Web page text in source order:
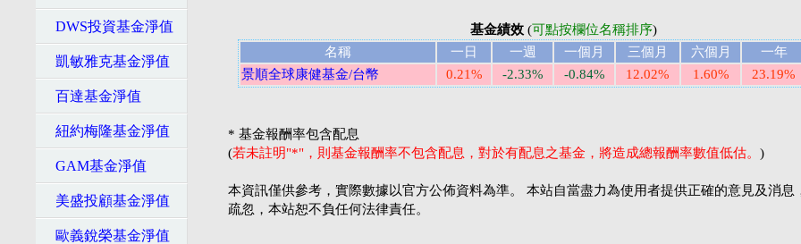
DWS投資基金淨值
凱敏雅克基金淨值
百達基金淨值
紐約梅隆基金淨值
GAM基金淨值
美盛投顧基金淨值
歐義銳榮基金淨值
基金績效(可點按欄位名稱排序)
名稱
一日 一週 一個月 三個月 六個月
一年
景順全球康健基金/台幣
0.21% -2.33% -0.84% 12.02% 1.60% 23.19%
* 基金報酬率包含配息
(若未註明"*"，則基金報酬率不包含配息，對於有配息之基金，將造成總報酬率數值低估。 )
本資訊僅供參考，實際數據以官方公佈資料為準。 本站自當盡力為使用者提供正確的意見及消息
疏忽，本站恕不負任何法律責任。